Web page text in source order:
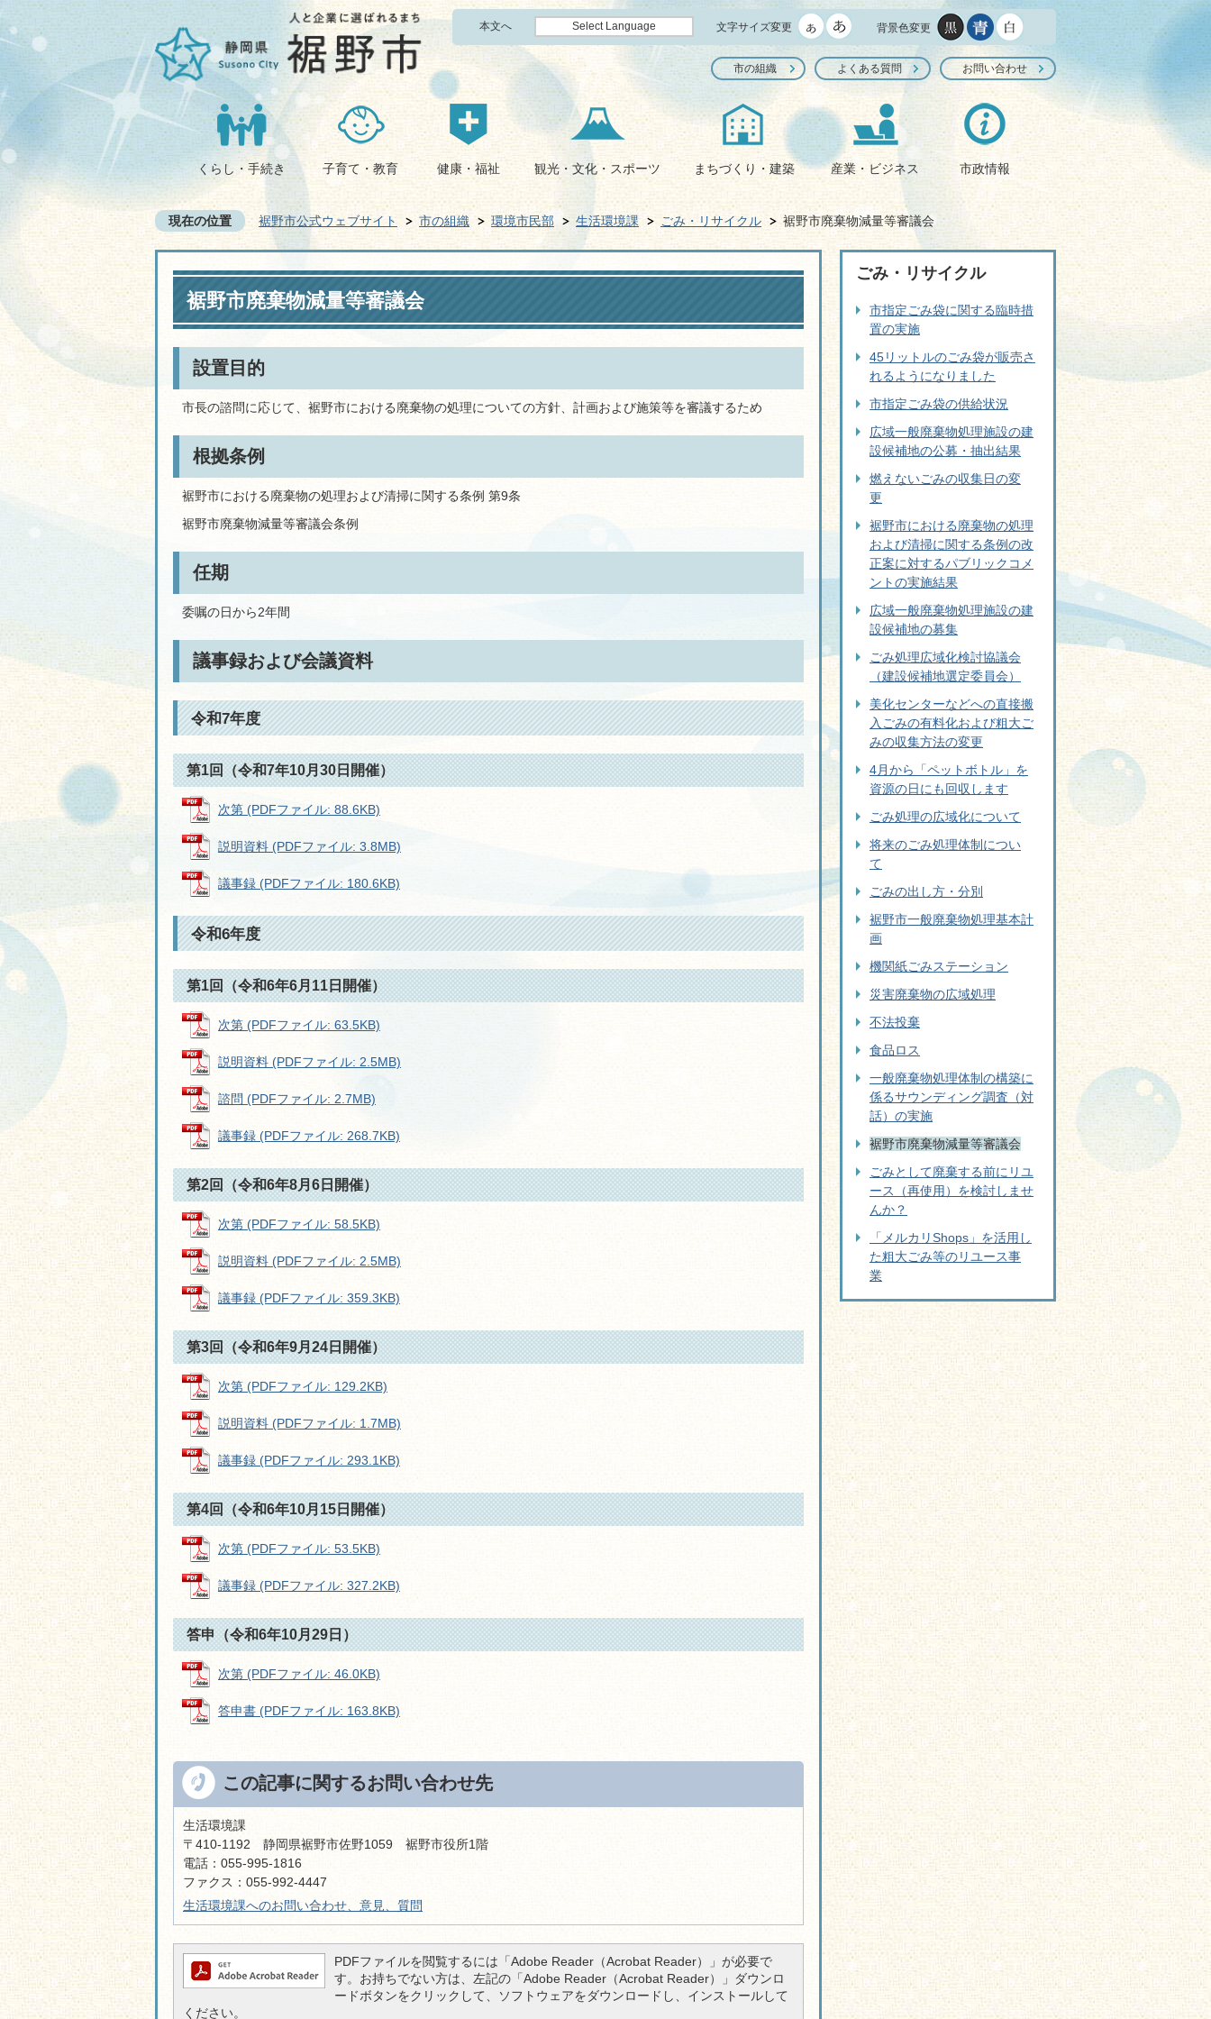
本文へ Select Language 文字サイズ変更 背景色変更
市の組織 よくある質問 お問い合わせ
くらし・手続き 子育て・教育 健康・福祉 観光・文化・スポーツ まちづくり・建築 産業・ビジネス 市政情報
現在の位置 裾野市公式ウェブサイト 市の組織 環境市民部 生活環境課 ごみ・リサイクル 裾野市廃棄物減量等審議会
裾野市廃棄物減量等審議会
設置目的
市長の諮問に応じて、裾野市における廃棄物の処理についての方針、計画および施策等を審議するため
根拠条例
裾野市における廃棄物の処理および清掃に関する条例 第9条
裾野市廃棄物減量等審議会条例
任期
委嘱の日から2年間
議事録および会議資料
令和7年度
第1回（令和7年10月30日開催）
次第 (PDFファイル: 88.6KB)
説明資料 (PDFファイル: 3.8MB)
議事録 (PDFファイル: 180.6KB)
令和6年度
第1回（令和6年6月11日開催）
次第 (PDFファイル: 63.5KB)
説明資料 (PDFファイル: 2.5MB)
諮問 (PDFファイル: 2.7MB)
議事録 (PDFファイル: 268.7KB)
第2回（令和6年8月6日開催）
次第 (PDFファイル: 58.5KB)
説明資料 (PDFファイル: 2.5MB)
議事録 (PDFファイル: 359.3KB)
第3回（令和6年9月24日開催）
次第 (PDFファイル: 129.2KB)
説明資料 (PDFファイル: 1.7MB)
議事録 (PDFファイル: 293.1KB)
第4回（令和6年10月15日開催）
次第 (PDFファイル: 53.5KB)
議事録 (PDFファイル: 327.2KB)
答申（令和6年10月29日）
次第 (PDFファイル: 46.0KB)
答申書 (PDFファイル: 163.8KB)
この記事に関するお問い合わせ先
生活環境課
〒410-1192 静岡県裾野市佐野1059 裾野市役所1階
電話：055-995-1816
ファクス：055-992-4447
生活環境課へのお問い合わせ、意見、質問
PDFファイルを閲覧するには「Adobe Reader（Acrobat Reader）」が必要で
す。お持ちでない方は、左記の「Adobe Reader（Acrobat Reader）」ダウンロ
ードボタンをクリックして、ソフトウェアをダウンロードし、インストールして
ください。
ごみ・リサイクル
市指定ごみ袋に関する臨時措
置の実施
45リットルのごみ袋が販売さ
れるようになりました
市指定ごみ袋の供給状況
広域一般廃棄物処理施設の建
設候補地の公募・抽出結果
燃えないごみの収集日の変
更
裾野市における廃棄物の処理
および清掃に関する条例の改
正案に対するパブリックコメ
ントの実施結果
広域一般廃棄物処理施設の建
設候補地の募集
ごみ処理広域化検討協議会
（建設候補地選定委員会）
美化センターなどへの直接搬
入ごみの有料化および粗大ご
みの収集方法の変更
4月から「ペットボトル」を
資源の日にも回収します
ごみ処理の広域化について
将来のごみ処理体制につい
て
ごみの出し方・分別
裾野市一般廃棄物処理基本計
画
機関紙ごみステーション
災害廃棄物の広域処理
不法投棄
食品ロス
一般廃棄物処理体制の構築に
係るサウンディング調査（対
話）の実施
裾野市廃棄物減量等審議会
ごみとして廃棄する前にリユ
ース（再使用）を検討しませ
んか？
「メルカリShops」を活用し
た粗大ごみ等のリユース事
業